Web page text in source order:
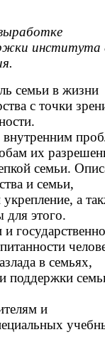
института
семьи в жизни
с точки
их
семьи.
и семьи,
а
для этого.
в семьях,
поддержки
и